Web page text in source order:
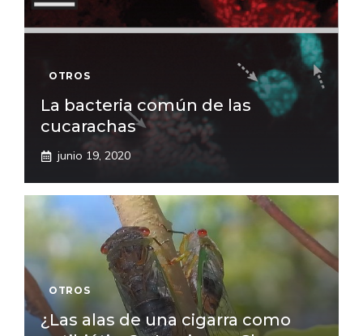
OTROS
La bacteria común de las
cucarachas
junio 19, 2020
OTROS
¿Las alas de una cigarra como